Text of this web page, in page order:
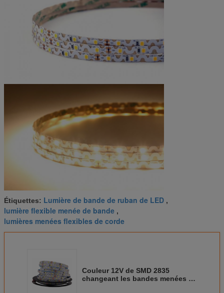
Étiquettes: Lumière de bande de ruban de LED ,
lumière flexible menée de bande ,
lumières menées flexibles de corde
Couleur 12V de SMD 2835
changeant les bandes menées de